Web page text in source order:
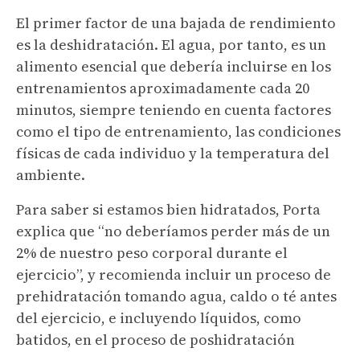
El primer factor de una bajada de rendimiento
es la deshidratación. El agua, por tanto, es un
alimento esencial que debería incluirse en los
entrenamientos aproximadamente cada 20
minutos, siempre teniendo en cuenta factores
como el tipo de entrenamiento, las condiciones
físicas de cada individuo y la temperatura del
ambiente.
Para saber si estamos bien hidratados, Porta
explica que “no deberíamos perder más de un
2% de nuestro peso corporal durante el
ejercicio”, y recomienda incluir un proceso de
prehidratación tomando agua, caldo o té antes
del ejercicio, e incluyendo líquidos, como
batidos, en el proceso de poshidratación